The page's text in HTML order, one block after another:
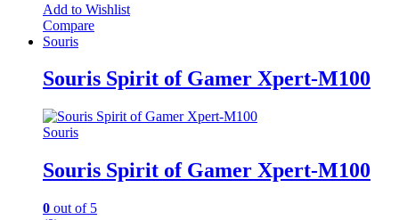
Add to Wishlist
Compare
Souris
Souris Spirit of Gamer Xpert-M100
Souris
Souris Spirit of Gamer Xpert-M100
0 out of 5